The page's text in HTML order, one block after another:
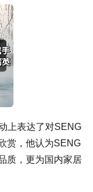
上表达了对SENG
赏，他认为SENG
质，更为国内家居